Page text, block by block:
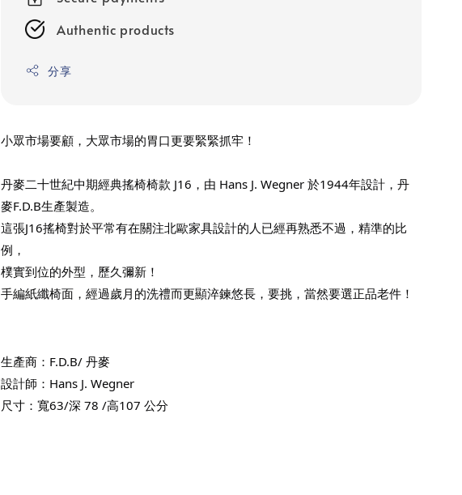
Authentic products
分享
小眾市場要顧，大眾市場的胃口更要緊緊抓牢！
丹麥二十世紀中期經典搖椅椅款 J16，由 Hans J. Wegner 於1944年設計，丹
麥F.D.B生產製造。
這張J16搖椅對於平常有在關注北歐家具設計的人已經再熟悉不過，精準的比
例，
樸實到位的外型，歷久彌新！
手編紙纖椅面，經過歲月的洗禮而更顯淬鍊悠長，要挑，當然要選正品老件！
生產商：F.D.B/ 丹麥
設計師：Hans J. Wegner
尺寸：寬63/深 78 /高107 公分